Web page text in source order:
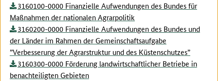
3160100-0000 Finanzielle Aufwendungen des Bundes für
Maßnahmen der nationalen Agrarpolitik
3160200-0000 Finanzielle Aufwendungen des Bundes und
der Länder im Rahmen der Gemeinschaftsaufgabe
”Verbesserung der Agrarstruktur und des Küstenschutzes”
3160300-0000 Förderung landwirtschaftlicher Betriebe in
benachteiligten Gebieten